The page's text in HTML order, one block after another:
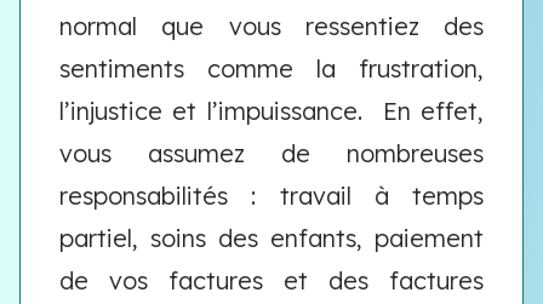
normal que vous ressentiez des
sentiments comme la frustration,
l’injustice et l’impuissance. En effet,
vous assumez de nombreuses
responsabilités : travail à temps
partiel, soins des enfants, paiement
de vos factures et des factures